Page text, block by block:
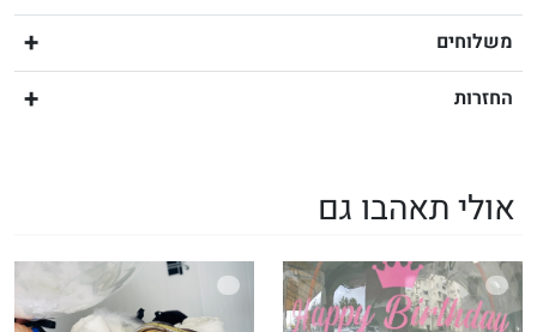
משלוחים
החזרות
אולי תאהבו גם